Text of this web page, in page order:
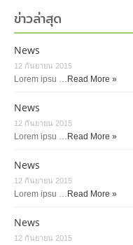
ข่าวล่าสุด
News
12 กันยายน 2015
Lorem ipsu … Read More »
News
12 กันยายน 2015
Lorem ipsu … Read More »
News
12 กันยายน 2015
Lorem ipsu … Read More »
News
12 กันยายน 2015